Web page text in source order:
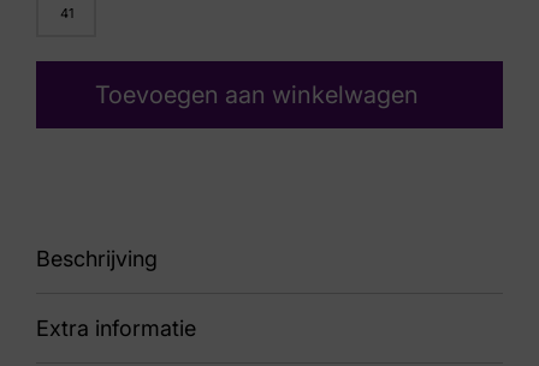
41
Toevoegen aan winkelwagen
Beschrijving
88 15.1642.01-T5X Dakota H
Extra informatie